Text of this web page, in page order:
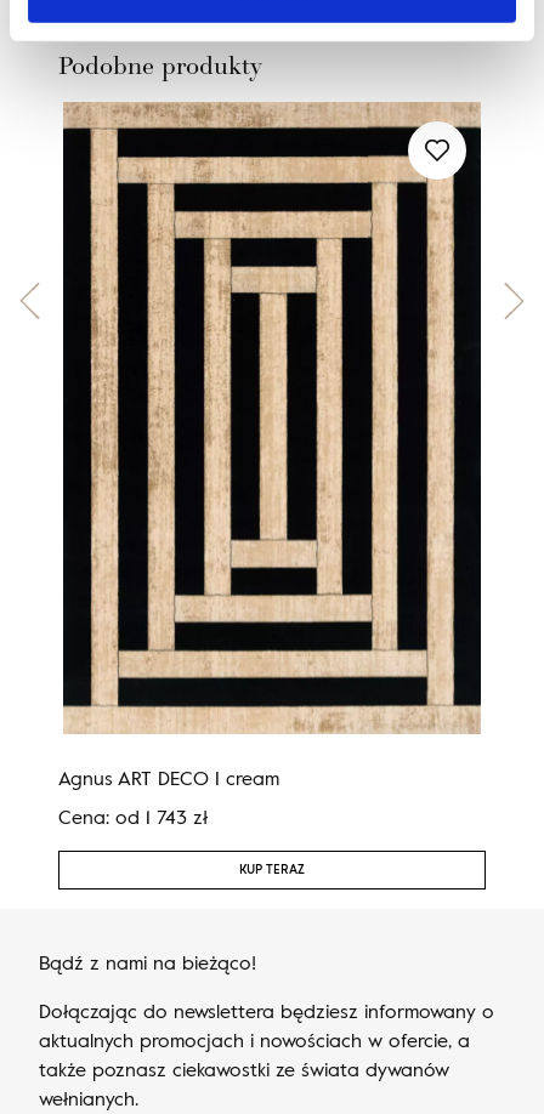
Podobne produkty
Agnus ART DECO I cream
Cena: od 1 743 zł
KUP TERAZ
Bądź z nami na bieżąco!
Dołączając do newslettera będziesz informowany o
aktualnych promocjach i nowościach w ofercie, a
także poznasz ciekawostki ze świata dywanów
wełnianych.